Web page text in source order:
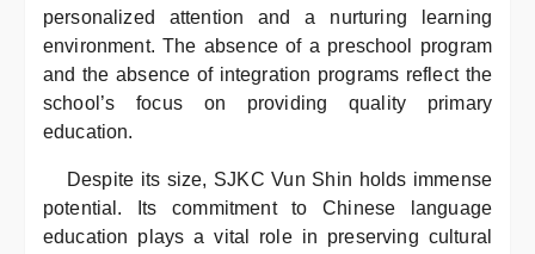
personalized attention and a nurturing learning
environment. The absence of a preschool program
and the absence of integration programs reflect the
school’s focus on providing quality primary
education.
Despite its size, SJKC Vun Shin holds immense
potential. Its commitment to Chinese language
education plays a vital role in preserving cultural